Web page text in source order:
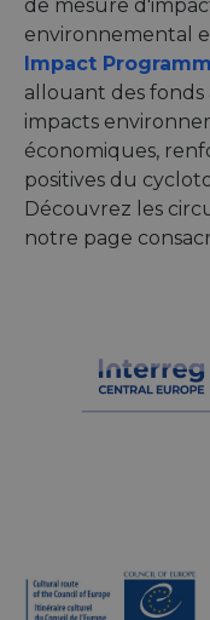
de mesure
environnemental
Impact
allouant des fonds
impacts
économiques,
positives du
Découvrez les
notre page